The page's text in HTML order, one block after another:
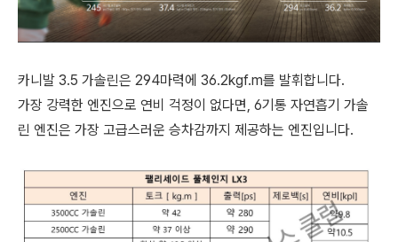
카니발 3.5 가솔린은 294마력에 36.2kgf.m를 발휘합니다.
가장 강력한 엔진으로 연비 걱정이 없다면, 6기통 자연흡기 가솔
린 엔진은 가장 고급스러운 승차감까지 제공하는 엔진입니다.